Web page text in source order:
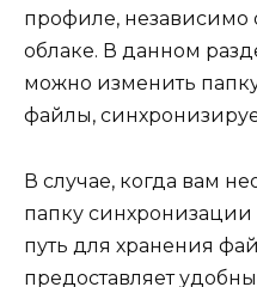
профиле, независимо
облаке. В данном
можно изменить
файлы,
В случае, когда вам
папку
путь для хранения
предоставляет